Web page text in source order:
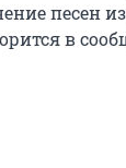
песен
в